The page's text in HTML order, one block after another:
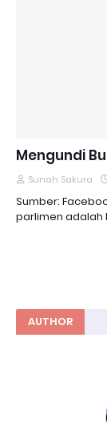
Mengundi
Sunah Sakura
Sumber:
parlimen adalah
AUTHOR